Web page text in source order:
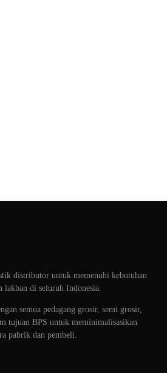
distributor untuk memenuhi kebutuhan
di seluruh Indonesia.
semua pedagang grosir, semi grosir,
tujuan BPS untuk meminimalisasikan
pabrik dan pembeli.